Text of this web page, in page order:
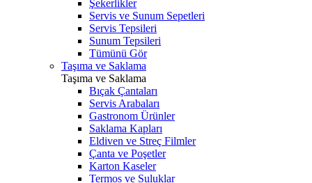
Şekerlikler
Servis ve Sunum Sepetleri
Servis Tepsileri
Sunum Tepsileri
Tümünü Gör
Taşıma ve Saklama
Taşıma ve Saklama
Bıçak Çantaları
Servis Arabaları
Gastronom Ürünler
Saklama Kapları
Eldiven ve Streç Filmler
Çanta ve Poşetler
Karton Kaseler
Termos ve Suluklar